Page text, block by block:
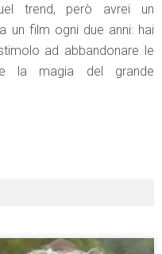
trend, però avrei un
un film ogni due anni: hai
ad abbandonare le
la magia del grande